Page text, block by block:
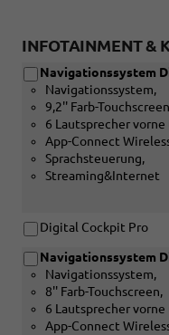
INFOTAINMENT &
Navigationssystem
Navigationssystem,
9,2'' Farb-
6 Lautsprecher
App-Connect
Sprachsteuerung,
Streaming&Internet
Digital Cockpit Pro
Navigationssystem
Navigationssystem,
8'' Farb-Touchscreen,
6 Lautsprecher
App-Connect